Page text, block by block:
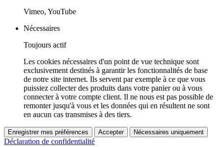
Vimeo, YouTube
Nécessaires
Toujours actif
Les cookies nécessaires d'un point de vue technique sont
exclusivement destinés à garantir les fonctionnalités de base
de notre site internet. Ils servent par exemple à ce que vous
puissiez collecter des produits dans votre panier ou à vous
connecter à votre compte client. Il ne nous est pas possible de
remonter jusqu'à vous et les données qui en résultent ne sont
en aucun cas transmises à des tiers.
Enregistrer mes préférences Accepter Nécessaires uniquement
Déclaration de confidentialité